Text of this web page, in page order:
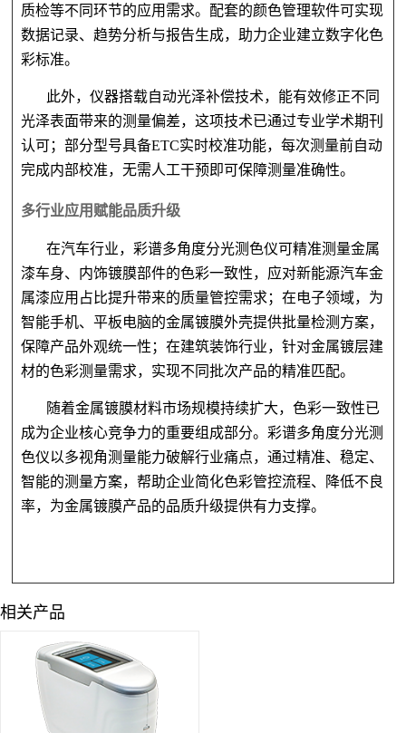
质检等不同环节的应用需求。配套的颜色管理软件可实现
数据记录、趋势分析与报告生成，助力企业建立数字化色
彩标准。
此外，仪器搭载自动光泽补偿技术，能有效修正不同
光泽表面带来的测量偏差，这项技术已通过专业学术期刊
认可；部分型号具备ETC实时校准功能，每次测量前自动
完成内部校准，无需人工干预即可保障测量准确性。
多行业应用赋能品质升级
在汽车行业，彩谱多角度分光测色仪可精准测量金属
漆车身、内饰镀膜部件的色彩一致性，应对新能源汽车金
属漆应用占比提升带来的质量管控需求；在电子领域，为
智能手机、平板电脑的金属镀膜外壳提供批量检测方案，
保障产品外观统一性；在建筑装饰行业，针对金属镀层建
材的色彩测量需求，实现不同批次产品的精准匹配。
随着金属镀膜材料市场规模持续扩大，色彩一致性已
成为企业核心竞争力的重要组成部分。彩谱多角度分光测
色仪以多视角测量能力破解行业痛点，通过精准、稳定、
智能的测量方案，帮助企业简化色彩管控流程、降低不良
率，为金属镀膜产品的品质升级提供有力支撑。
相关产品